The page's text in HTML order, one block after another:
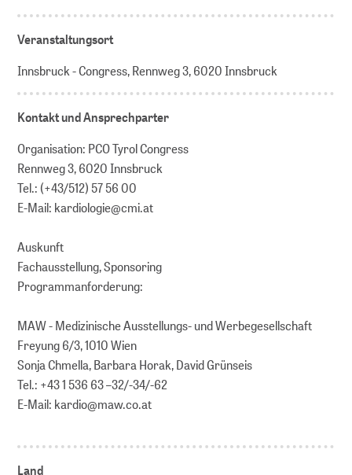
Veranstaltungsort
Innsbruck - Congress, Rennweg 3, 6020 Innsbruck
Kontakt und Ansprechparter
Organisation: PCO Tyrol Congress
Rennweg 3, 6020 Innsbruck
Tel.: (+43/512) 57 56 00
E-Mail: kardiologie@cmi.at
Auskunft
Fachausstellung, Sponsoring
Programmanforderung:
MAW - Medizinische Ausstellungs- und Werbegesellschaft
Freyung 6/3, 1010 Wien
Sonja Chmella, Barbara Horak, David Grünseis
Tel.: +43 1 536 63 –32/-34/-62
E-Mail: kardio@maw.co.at
Land